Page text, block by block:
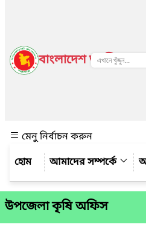
বাংলাদেশ জাতীয় তথ্য
মেনু নির্বাচন করুন
আমাদের সম্পর্কে
উপজেলা কৃষি অফিস